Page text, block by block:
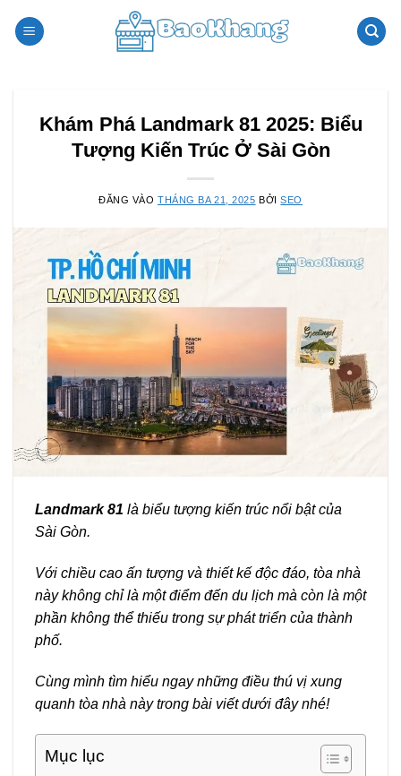
qua
Khám Phá Landmark 81 2025: Biểu
Tượng Kiến Trúc Ở Sài Gòn
ĐĂNG VÀO THÁNG BA 21, 2025 BỞISEO
Landmark 81 là biểu tượng kiến trúc nổi bật của
Sài Gòn.
Với chiều cao ấn tượng và thiết kế độc đáo, tòa nhà
này không chỉ là một điểm đến du lịch mà còn là một
phần không thể thiếu trong sự phát triển của thành
phố.
Cùng mình tìm hiểu ngay những điều thú vị xung
quanh tòa nhà này trong bài viết dưới đây nhé!
Mục lục